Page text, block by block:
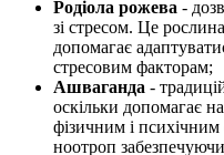
Родіола рожева -
зі стресом. Це
допомагає
стресовим факторам;
Ашваганда -
оскільки допомагає
фізичним і
ноотроп